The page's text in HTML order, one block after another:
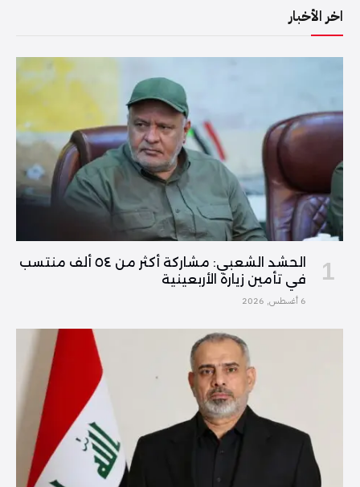
اخر الأخبار
الحشد الشعبي: مشاركة أكثر من ٥٤ ألف منتسب
في تأمين زيارة الأربعينية
6 أغسطس, 2026